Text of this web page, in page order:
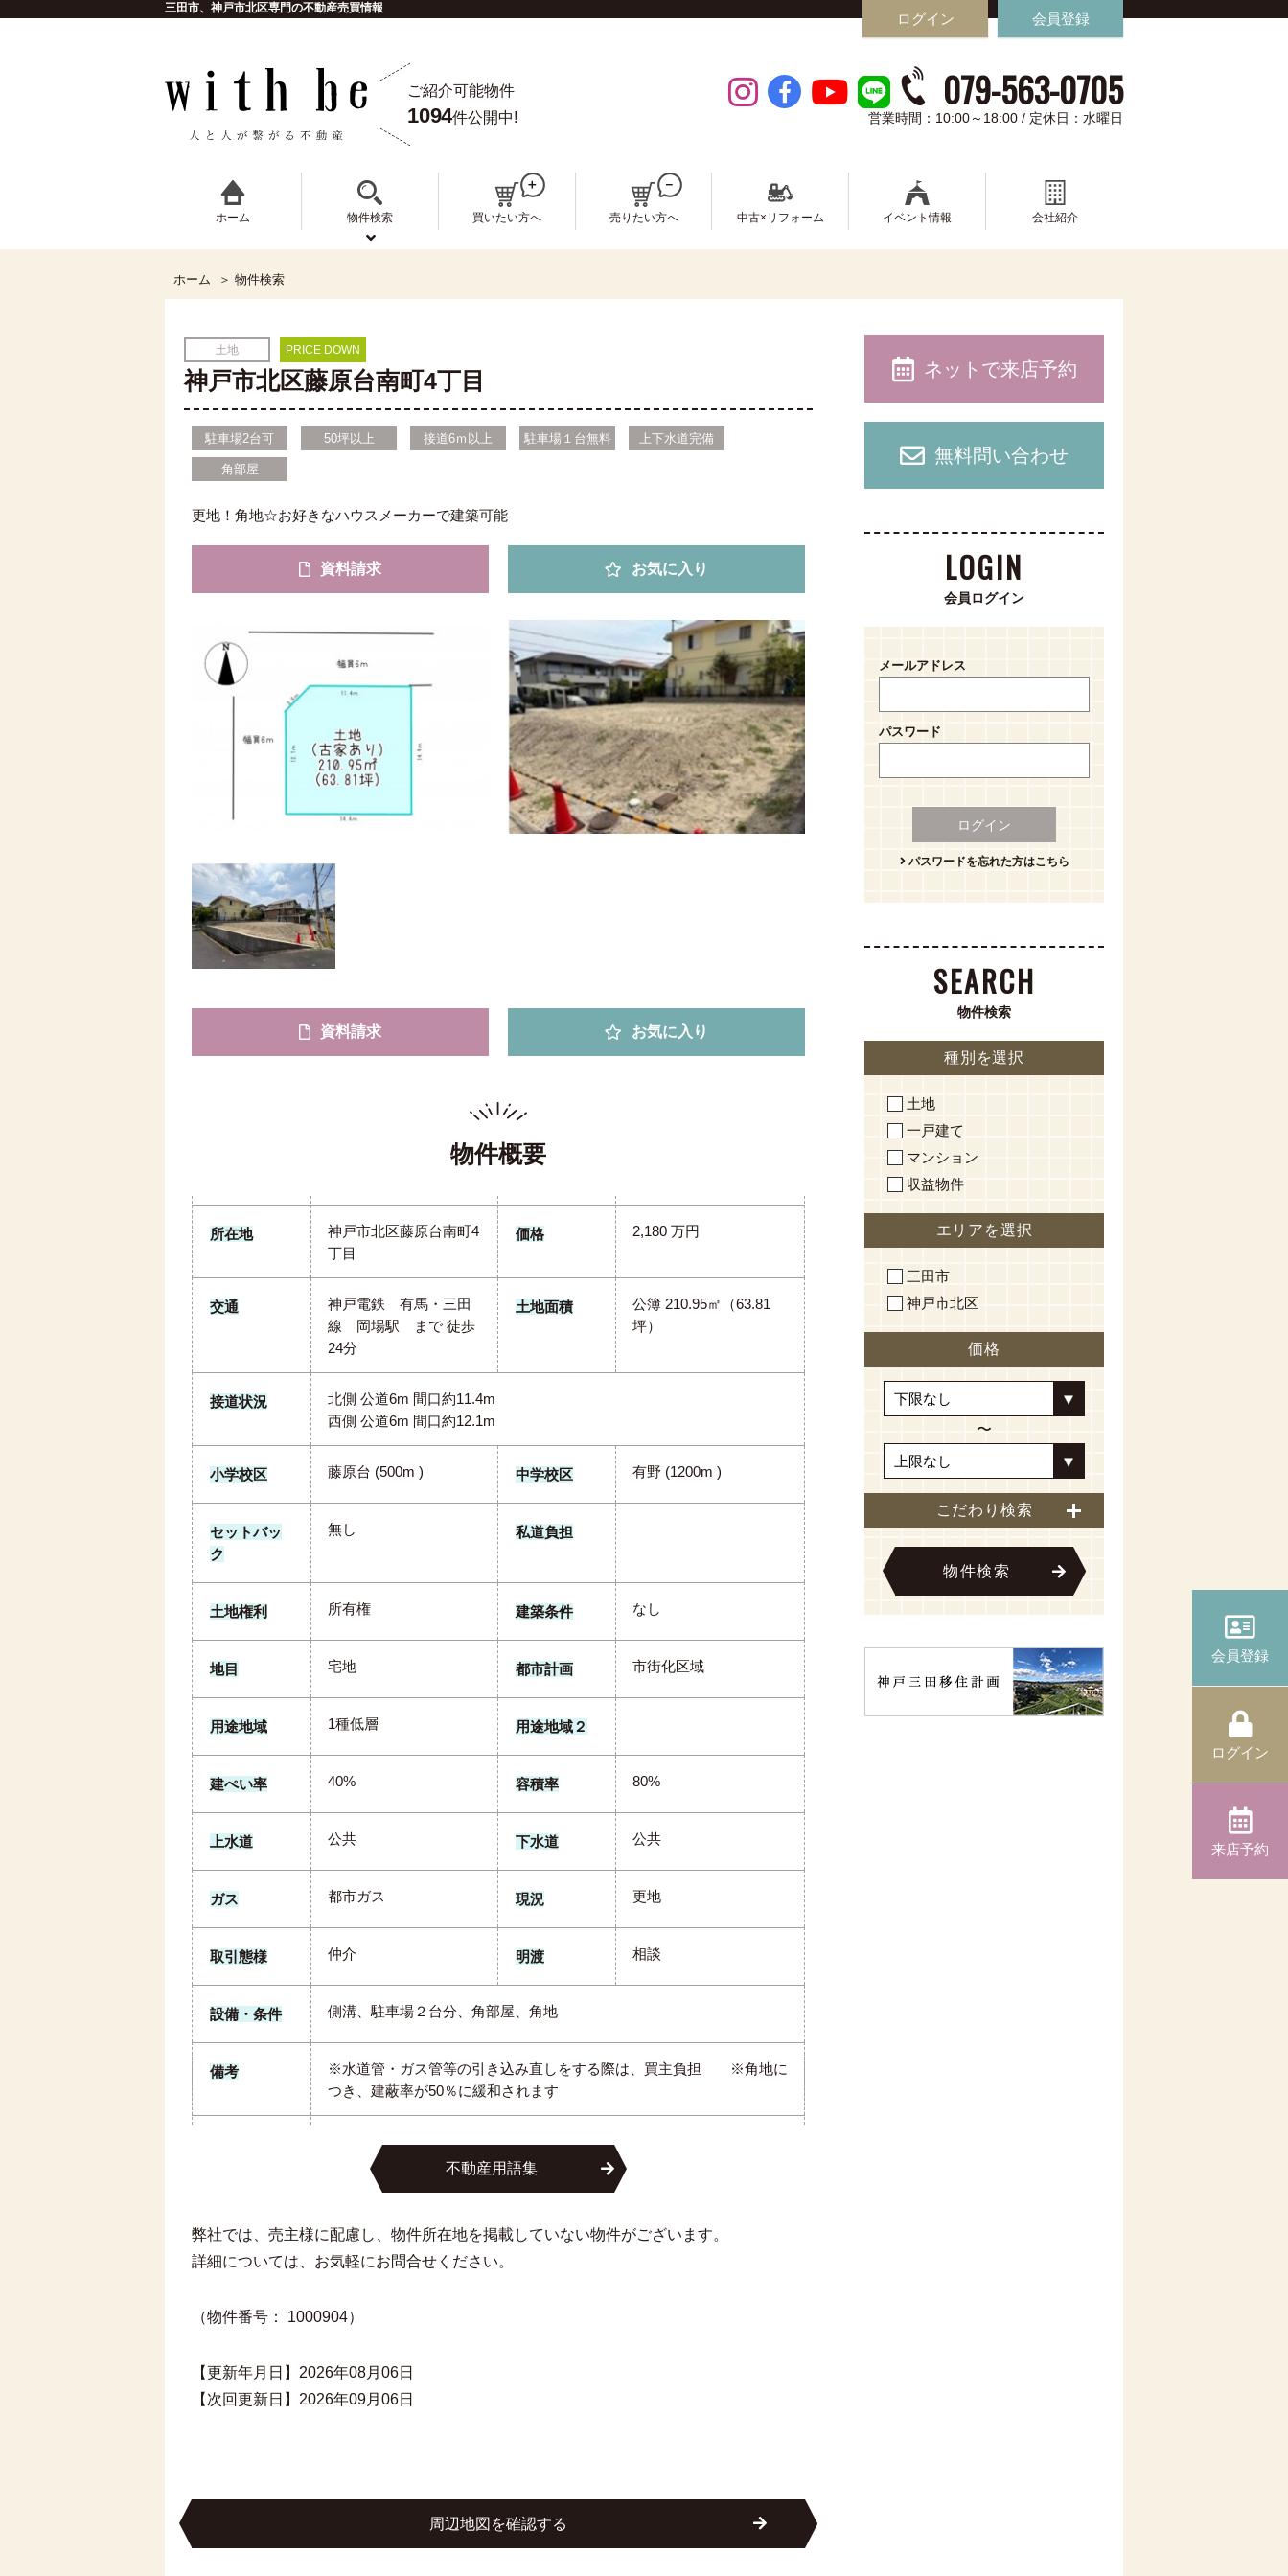
三田市、神戸市北区専門の不動産売買情報
ログイン 会員登録
ご紹介可能物件
1094件公開中!
079-563-0705
営業時間：10:00～18:00 / 定休日：水曜日
ホーム 物件検索 買いたい方へ 売りたい方へ 中古×リフォーム イベント情報 会社紹介
会員登録
ログイン
来店予約
ホーム 物件検索
土地 PRICE DOWN
神戸市北区藤原台南町4丁目
駐車場2台可 50坪以上 接道6ｍ以上 駐車場１台無料 上下水道完備
角部屋
更地！角地☆お好きなハウスメーカーで建築可能
資料請求 お気に入り
資料請求 お気に入り
物件概要
所在地
神戸市北区藤原台南町4
丁目
価格 2,180 万円
交通
神戸電鉄 有馬・三田
線 岡場駅 まで 徒歩
24分
土地面積
公簿 210.95㎡（63.81
坪）
接道状況
北側 公道6m 間口約11.4m
西側 公道6m 間口約12.1m
小学校区 藤原台 (500m ) 中学校区 有野 (1200m )
セットバッ
ク
無し 私道負担
土地権利 所有権 建築条件 なし
地目 宅地 都市計画 市街化区域
用途地域 1種低層 用途地域２
建ぺい率 40% 容積率 80%
上水道 公共 下水道 公共
ガス 都市ガス 現況 更地
取引態様 仲介 明渡 相談
設備・条件 側溝、駐車場２台分、角部屋、角地
備考
※水道管・ガス管等の引き込み直しをする際は、買主負担 ※角地に
つき、建蔽率が50％に緩和されます
不動産用語集
弊社では、売主様に配慮し、物件所在地を掲載していない物件がございます。
詳細については、お気軽にお問合せください。
（物件番号： 1000904）
【更新年月日】2026年08月06日
【次回更新日】2026年09月06日
周辺地図を確認する
ネットで来店予約
無料問い合わせ
LOGIN
会員ログイン
メールアドレス
パスワード
ログイン
パスワードを忘れた方はこちら
SEARCH
物件検索
種別を選択
土地
一戸建て
マンション
収益物件
エリアを選択
三田市
神戸市北区
価格
〜
こだわり検索
物件検索